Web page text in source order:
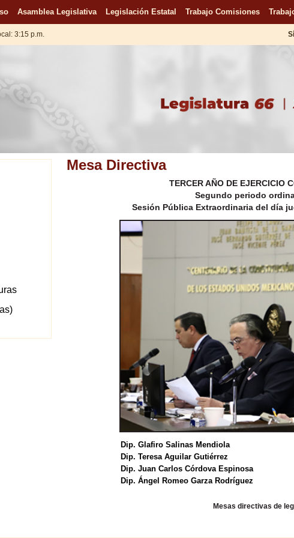
Asamblea Legislativa Legislación Estatal Trabajo Comisiones
3:15 p.m.
Mesa Directiva
TERCER AÑO DE EJERCICIO
Segundo periodo
Sesión Pública Extraordinaria del día
Dip. Glafiro Salinas Mendiola
Dip. Teresa Aguilar Gutiérrez
Dip. Juan Carlos Córdova Espinosa
Dip. Ángel Romeo Garza Rodríguez
Mesas directivas de